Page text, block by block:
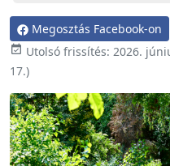
Megosztás Facebook-on
 Utolsó frissítés: 2026.
17.)